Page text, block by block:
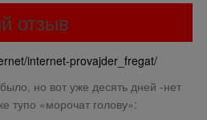
отзыв
internet-provajder_fregat/
но вот уже десять дней -нет
тупо «морочат голову»: